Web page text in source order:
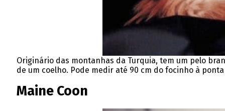
Originário das montanhas da Turquia, tem um pelo
de um coelho. Pode medir até 90 cm do focinho à
Maine Coon